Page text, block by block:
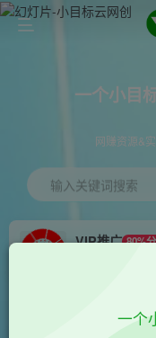
一个小目
网赚资源&
输入关键词搜索
VIP推广 80%
会员专属
一个